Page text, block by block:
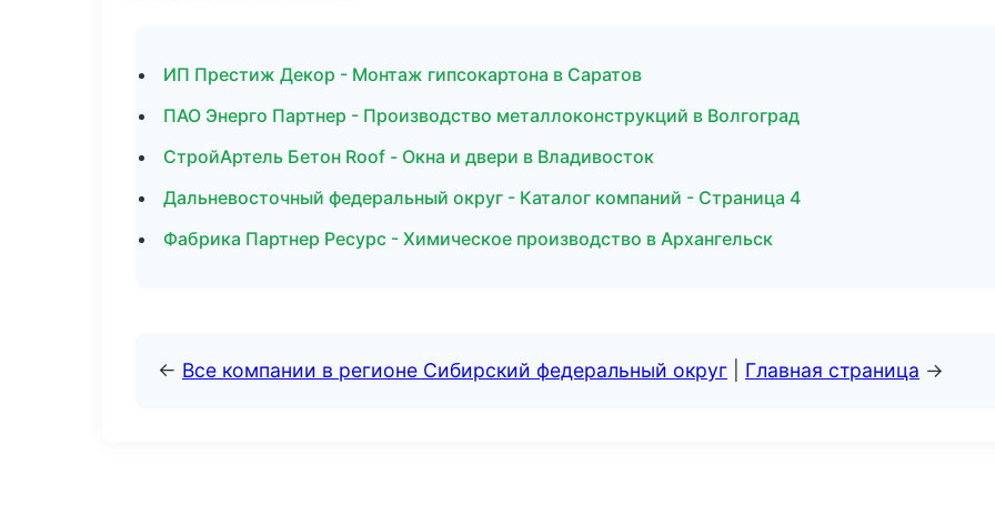
ИП Престиж Декор - Монтаж гипсокартона в Саратов
ПАО Энерго Партнер - Производство металлоконструкций в Волгоград
СтройАртель Бетон Roof - Окна и двери в Владивосток
Дальневосточный федеральный округ - Каталог компаний - Страница 4
Фабрика Партнер Ресурс - Химическое производство в Архангельск
← Все компании в регионе Сибирский федеральный округ Главная страница →